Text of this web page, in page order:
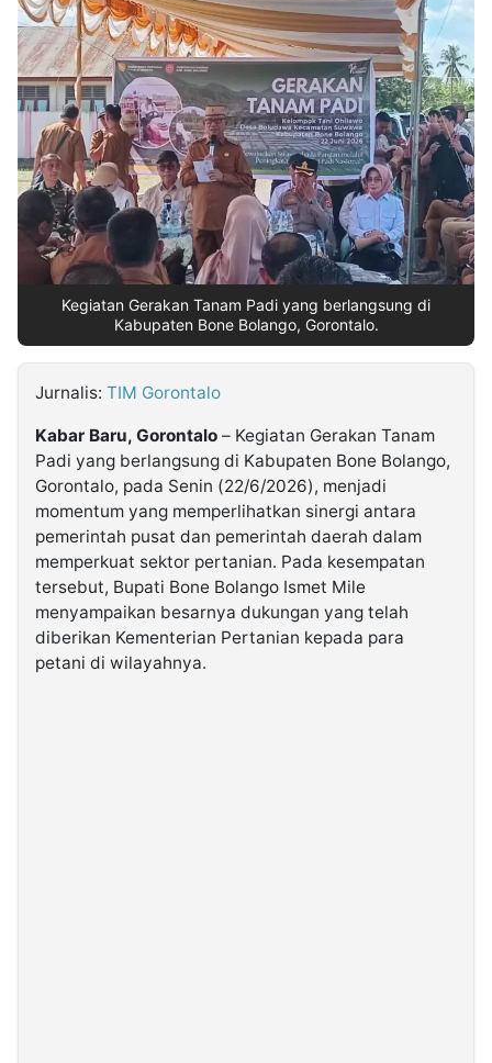
Partner
Insight
NTB
Suara
Time
Lens
IDN
Daily
Jogja
Jalan
Rakyat
Idealita
News
Kita
Notice
Dinamikapost.com
Radar
Baru
Seedbacklink
Follow
Kabarbaru
Kabarbaru.co
2026
Kabarbaru
Media
Holding
Kegiatan Gerakan Tanam Padi yang berlangsung di
Kabupaten Bone Bolango, Gorontalo.
Jurnalis: TIM Gorontalo
Kabar Baru, Gorontalo – Kegiatan Gerakan Tanam
Padi yang berlangsung di Kabupaten Bone Bolango,
Gorontalo, pada Senin (22/6/2026), menjadi
momentum yang memperlihatkan sinergi antara
pemerintah pusat dan pemerintah daerah dalam
memperkuat sektor pertanian. Pada kesempatan
tersebut, Bupati Bone Bolango Ismet Mile
menyampaikan besarnya dukungan yang telah
diberikan Kementerian Pertanian kepada para
petani di wilayahnya.